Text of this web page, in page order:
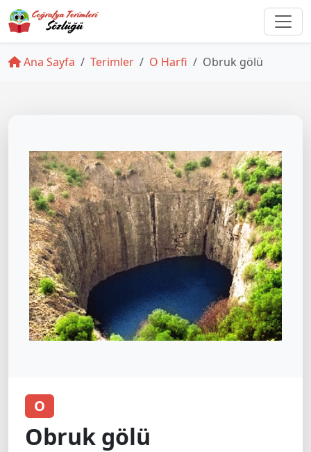
Ana Sayfa Terimler O Harfi Obruk gölü
O
Obruk gölü